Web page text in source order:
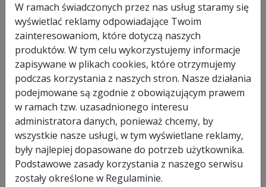
W ramach świadczonych przez nas usług staramy się
wyświetlać reklamy odpowiadające Twoim
zainteresowaniom, które dotyczą naszych
produktów. W tym celu wykorzystujemy informacje
zapisywane w plikach cookies, które otrzymujemy
podczas korzystania z naszych stron. Nasze działania
podejmowane są zgodnie z obowiązującym prawem
w ramach tzw. uzasadnionego interesu
administratora danych, ponieważ chcemy, by
wszystkie nasze usługi, w tym wyświetlane reklamy,
były najlepiej dopasowane do potrzeb użytkownika.
Podstawowe zasady korzystania z naszego serwisu
zostały określone w Regulaminie.
Polerka kątowa charakteryzuje się wysokim momentem
obrotowym, umożliwiając pracę w takich zastosowaniach
jak:
- polerowania na wysoki połysk powierzchni ze stali
szlachetnej,
- polerowania na wysoki połysk powierzchni z kamienia
- polerowania lakieru samochodowego.
SPECYFIKACJA
MOC SILNIKA
1200 W
MODEL
RP160